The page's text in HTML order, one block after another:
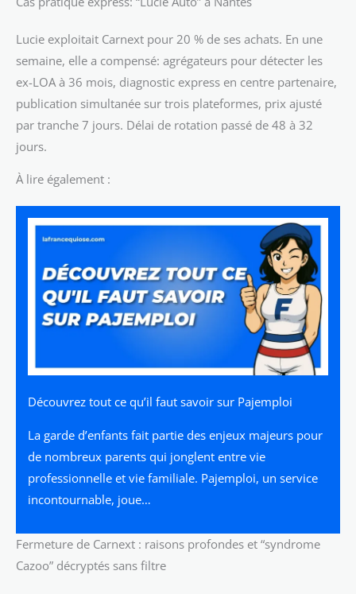
Lucie exploitait Carnext pour 20 % de ses achats. En une
semaine, elle a compensé: agrégateurs pour détecter les
ex-LOA à 36 mois, diagnostic express en centre partenaire,
publication simultanée sur trois plateformes, prix ajusté
par tranche 7 jours. Délai de rotation passé de 48 à 32
jours.
À lire également :
Découvrez tout ce qu’il faut savoir sur Pajemploi
La garde d’enfants fait partie des enjeux majeurs pour
de nombreux parents qui jonglent entre vie
professionnelle et vie familiale. Pajemploi, un service
incontournable, joue…
Fermeture de Carnext : raisons profondes et “syndrome
Cazoo” décryptés sans filtre